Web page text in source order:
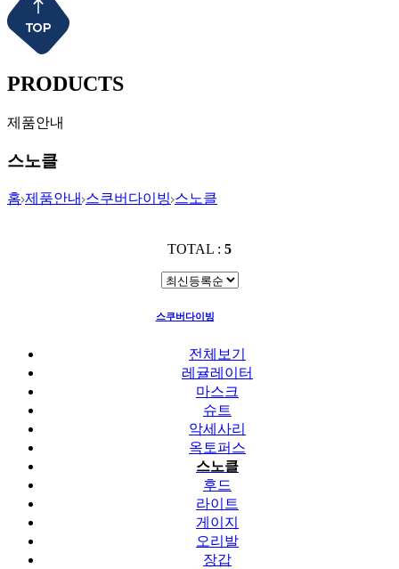
PRODUCTS
제품안내
스노클
홈 제품안내 스쿠버다이빙 스노클
TOTAL : 5
스쿠버다이빙
전체보기
레귤레이터
마스크
슈트
악세사리
옥토퍼스
스노클
후드
라이트
게이지
오리발
장갑